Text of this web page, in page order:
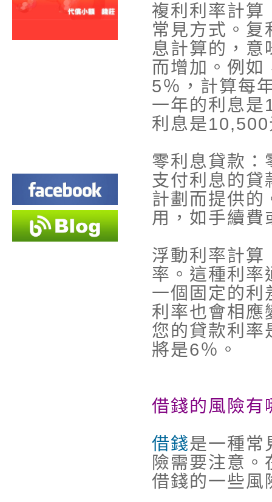
複利利率計算
常見方式。复
息計算的，意
而增加。例
5％，計算每
一年的利息
利息是
零利息貸款：
支付利息的貸
計劃而提供的
用，如手續費
浮動利率計算
率。這種利率
一個固定的利
利率也會相應
您的貸款利率
將是6％。
借錢的風險有
借錢是一種常
險需要注意
借錢的一些風